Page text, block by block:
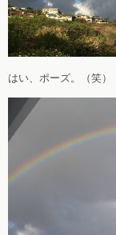
はい、ポーズ。（笑）